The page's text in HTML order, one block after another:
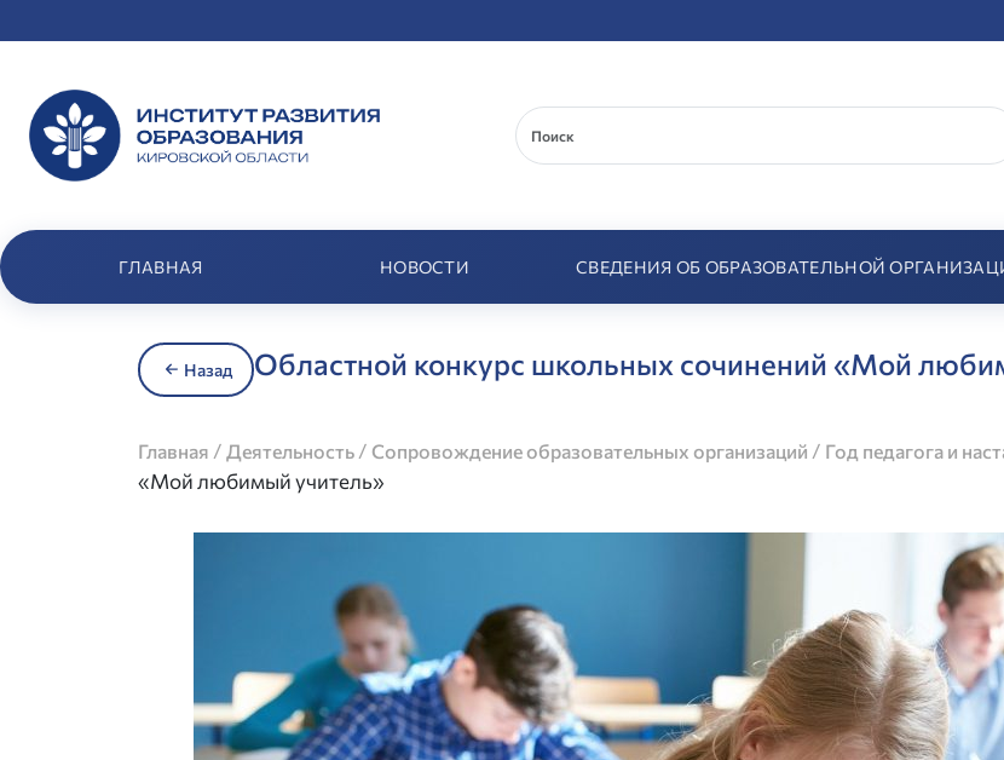
ГЛАВНАЯ НОВОСТИ СВЕДЕНИЯ ОБ ОБРАЗОВАТЕЛЬНОЙ
Назад Областной конкурс школьных сочинений «Мой
Главная / Деятельность / Сопровождение образовательных организаций / Год педагога и
«Мой любимый учитель»